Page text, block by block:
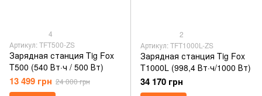
4
Артикул: TFT500-ZS
Зарядная станция Tig Fox
T500 (540 Вт·ч / 500 Вт)
13 499 грн 24 000 грн
2
Артикул: TFT1000L-ZS
Зарядная станция Tig Fox
T1000L (998,4 Вт·ч/1000 Вт)
34 170 грн